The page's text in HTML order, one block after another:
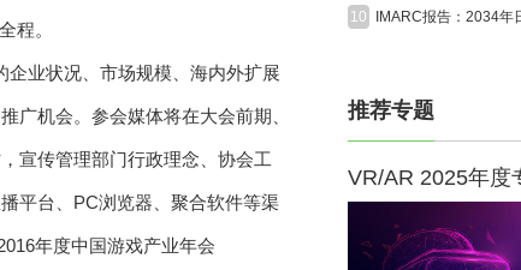
程。
业状况、市场规模、海内外扩展
广机会。参会媒体将在大会前期、
宣传管理部门行政理念、协会工
平台、PC浏览器、聚合软件等渠
10
推荐专题
VR/AR 2025年度